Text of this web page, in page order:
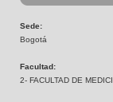
Sede:
Bogotá
Facultad:
2- FACULTAD DE